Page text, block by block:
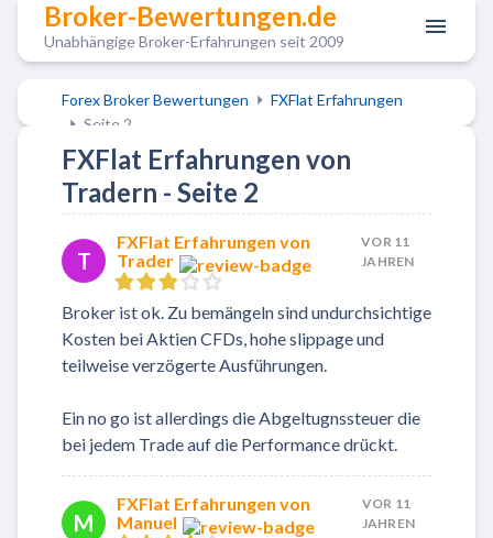
Broker-Bewertungen.de
Unabhängige Broker-Erfahrungen seit 2009
Forex Broker Bewertungen
FXFlat Erfahrungen
Seite 2
FXFlat Erfahrungen von
Tradern - Seite 2
T
FXFlat Erfahrungen von
Trader
VOR 11
JAHREN
Broker ist ok. Zu bemängeln sind undurchsichtige
Kosten bei Aktien CFDs, hohe slippage und
teilweise verzögerte Ausführungen.
Ein no go ist allerdings die Abgeltugnssteuer die
bei jedem Trade auf die Performance drückt.
M
FXFlat Erfahrungen von
Manuel
VOR 11
JAHREN